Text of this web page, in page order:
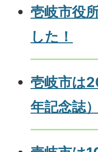
壱岐市役
した！
壱岐市は
年記念誌）